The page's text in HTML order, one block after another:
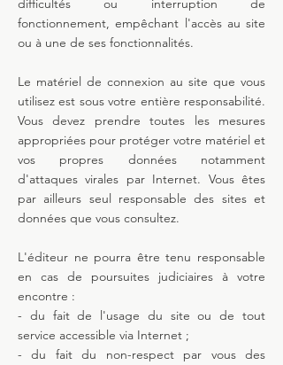
difficultés ou interruption de
fonctionnement, empêchant l'accès au site
ou à une de ses fonctionnalités.
Le matériel de connexion au site que vous
utilisez est sous votre entière responsabilité.
Vous devez prendre toutes les mesures
appropriées pour protéger votre matériel et
vos propres données notamment
d'attaques virales par Internet. Vous êtes
par ailleurs seul responsable des sites et
données que vous consultez.
L'éditeur ne pourra être tenu responsable
en cas de poursuites judiciaires à votre
encontre :
- du fait de l'usage du site ou de tout
service accessible via Internet ;
- du fait du non-respect par vous des